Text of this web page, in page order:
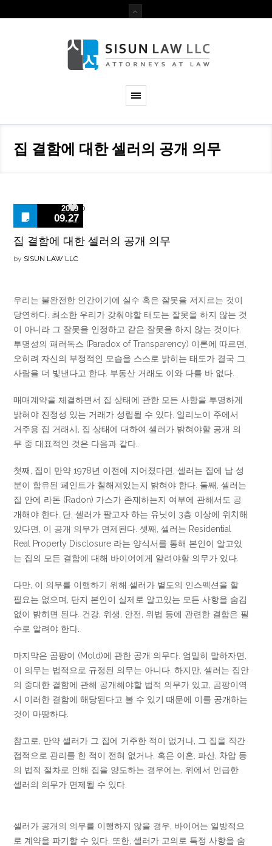
집 결함에 대한 셀러의 공개 의무
2019
09.27
0
집 결함에 대한 셀러의 공개 의무
by SISUN LAW LLC
우리는 불완전한 인간이기에 실수 혹은 잘못을 저지르는 것이
당연하다. 최소한 우리가 갖춰야할 태도는 잘못을 하지 않는 것
이 아니라 그 잘못을 인정하고 같은 잘못을 하지 않는 것이다.
투명성의 패러독스 (Paradox of Transparency) 이론에 따르면,
오히려 자신의 부정적인 모습을 스스로 밝히는 태도가 결국 그
사람을 더 빛낸다고 한다. 부동산 거래도 이와 다를 바 없다.
매매계약을 체결하면서 집 상태에 관한 모든 사항을 투명하게
밝혀야 진정성 있는 거래가 성립될 수 있다. 일리노이 주에서
거주용 집 거래시, 집 상태에 대하여 셀러가 밝혀야할 공개 의
무 중 대표적인 것은 다음과 같다.
첫째, 집이 만약 1978년 이전에 지어졌다면, 셀러는 집에 납 성
분이 함유된 페인트가 칠해져있는지 밝혀야 한다. 둘째, 셀러는
집 안에 라돈 (Radon) 가스가 존재하는지 여부에 관해서도 공
개해야 한다. 단, 셀러가 팔고자 하는 유닛이 3층 이상에 위치해
있다면, 이 공개 의무가 면제된다. 셋째, 셀러는 Residential
Real Property Disclosure 라는 양식서를 통해 본인이 알고있
는 집의 모든 결함에 대해 바이어에게 알려야할 의무가 있다.
다만, 이 의무를 이행하기 위해 셀러가 별도의 인스펙션을 할
필요는 없으며, 단지 본인이 실제로 알고있는 모든 사항을 숨김
없이 밝히면 된다. 건강, 위생, 안전, 위법 등에 관련한 결함은 필
수로 알려야 한다.
마지막은 곰팡이 (Mold)에 관한 공개 의무다. 엄밀히 말하자면,
이 의무는 법적으로 규정된 의무는 아니다. 하지만, 셀러는 집안
의 중대한 결함에 관해 공개해야할 법적 의무가 있고, 곰팡이역
시 이러한 결함에 해당된다고 볼 수 있기 때문에 이를 공개하는
것이 마땅하다.
참고로, 만약 셀러가 그 집에 거주한 적이 없거나, 그 집을 직간
접적으로 관리를 한 적이 전혀 없거나, 혹은 이혼, 파산, 차압 등
의 법적 절차로 인해 집을 양도하는 경우에는, 위에서 언급한
셀러의 의무가 면제될 수 있다.
셀러가 공개의 의무를 이행하지 않을 경우, 바이어는 일방적으
로 계약을 파기할 수 있다. 또한, 셀러가 고의로 특정 사항을 숨